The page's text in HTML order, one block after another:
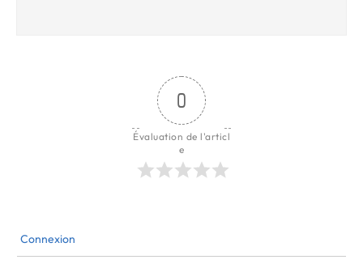
0
Évaluation de l'articl
e
Connexion